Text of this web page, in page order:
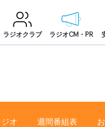
ラジオクラブ ラジオCM・PR
オ 週間番組表